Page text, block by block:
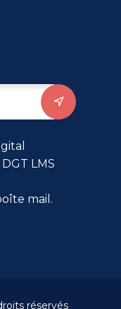
LMS
mail.
réservés